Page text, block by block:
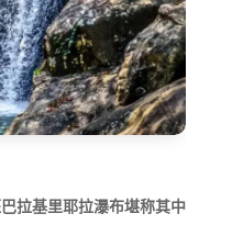
拉基里耶拉瀑布堪称其中